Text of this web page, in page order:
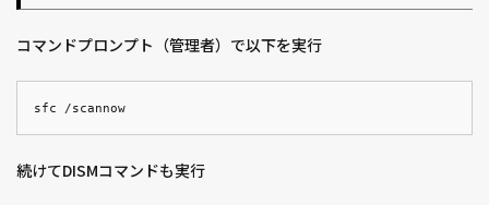
コマンドプロンプト（管理者）で以下を実行
sfc /scannow
続けてDISMコマンドも実行